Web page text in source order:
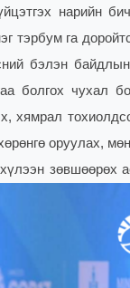
нарийн
тэрбум га
бэлэн
болгох чухал
хямрал
оруулах,
зөвшөөрөх